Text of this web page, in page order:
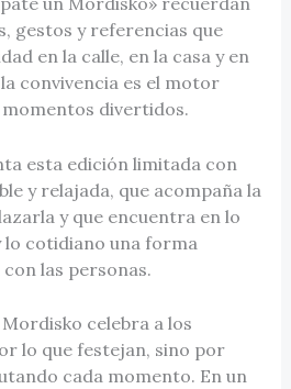
gestos y referencias que
en la calle, en la casa y en
convivencia es el motor
divertidos.
esta edición limitada con
y relajada, que acompaña la
y que encuentra en lo
cotidiano una forma
las personas.
celebra a los
lo que festejan, sino por
cada momento. En un